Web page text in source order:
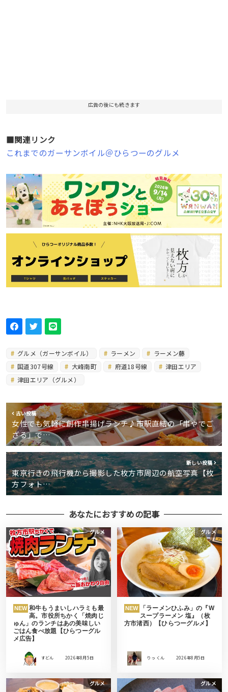
広告の後にも続きます
■関連リンク
これまでのガーサンボイル＠ひらつーのグルメ
グルメ（ガーサンボイル） ラーメン
ラーメン藤
国道307号線
大峰南町 府道18号線
津田エリア
津田エリア（グルメ）
古い投稿
女性でも気軽に創作串揚げランチ♪市駅直結の「串やでご
ざる」で…
新しい投稿
東京行きの飛行機から撮影した枚方市周辺の航空写真【枚
方フォト…
あなたにおすすめの記事
グルメ
NEW 和牛もうまいしハラミも最
高。市役所ちかく「焼肉じ
ゅん」のランチはあの美味しい
ごはん食べ放題【ひらつーグル
メ広告】
すどん 2026年8月5日
グルメ
NEW
「ラーメンひふみ」の『W
スープラーメン 塩』（枚
方市渚西）【ひらつーグルメ】
りっ くん 2026年8月5日
グルメ グルメ